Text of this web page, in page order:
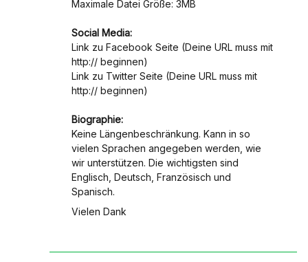
Maximale Datei Größe: 3MB
Social Media:
Link zu Facebook Seite (Deine URL muss mit
http:// beginnen)
Link zu Twitter Seite (Deine URL muss mit
http:// beginnen)
Biographie:
Keine Längenbeschränkung. Kann in so
vielen Sprachen angegeben werden, wie
wir unterstützen. Die wichtigsten sind
Englisch, Deutsch, Französisch und
Spanisch.
Vielen Dank